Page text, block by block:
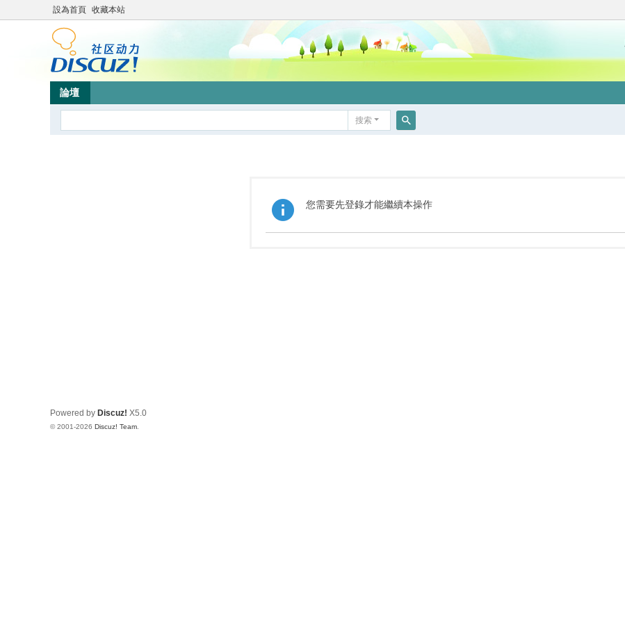
設為首頁 收藏本站
論壇
搜索
您需要先登錄才能繼續本操作
Powered by Discuz! X5.0
© 2001-2026 Discuz! Team